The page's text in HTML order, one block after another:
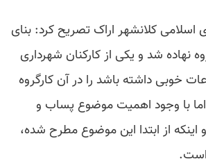
کلانشهر اراک تصریح کرد: بنای
نهاده شد و یکی از کارکنان شهرداری
خوبی داشته باشد را در آن کارگروه
با وجود اهمیت موضوع پساب و
از ابتدا این موضوع مطرح شده،